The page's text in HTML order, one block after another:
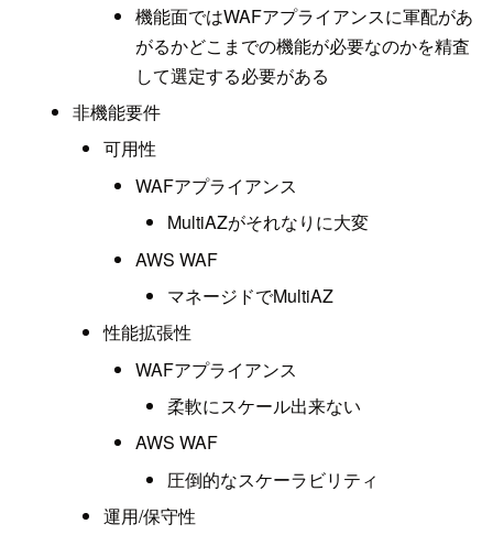
機能面ではWAFアプライアンスに軍配があ
がるかどこまでの機能が必要なのかを精査
して選定する必要がある
非機能要件
可用性
WAFアプライアンス
MultiAZがそれなりに大変
AWS WAF
マネージドでMultiAZ
性能拡張性
WAFアプライアンス
柔軟にスケール出来ない
AWS WAF
圧倒的なスケーラビリティ
運用/保守性